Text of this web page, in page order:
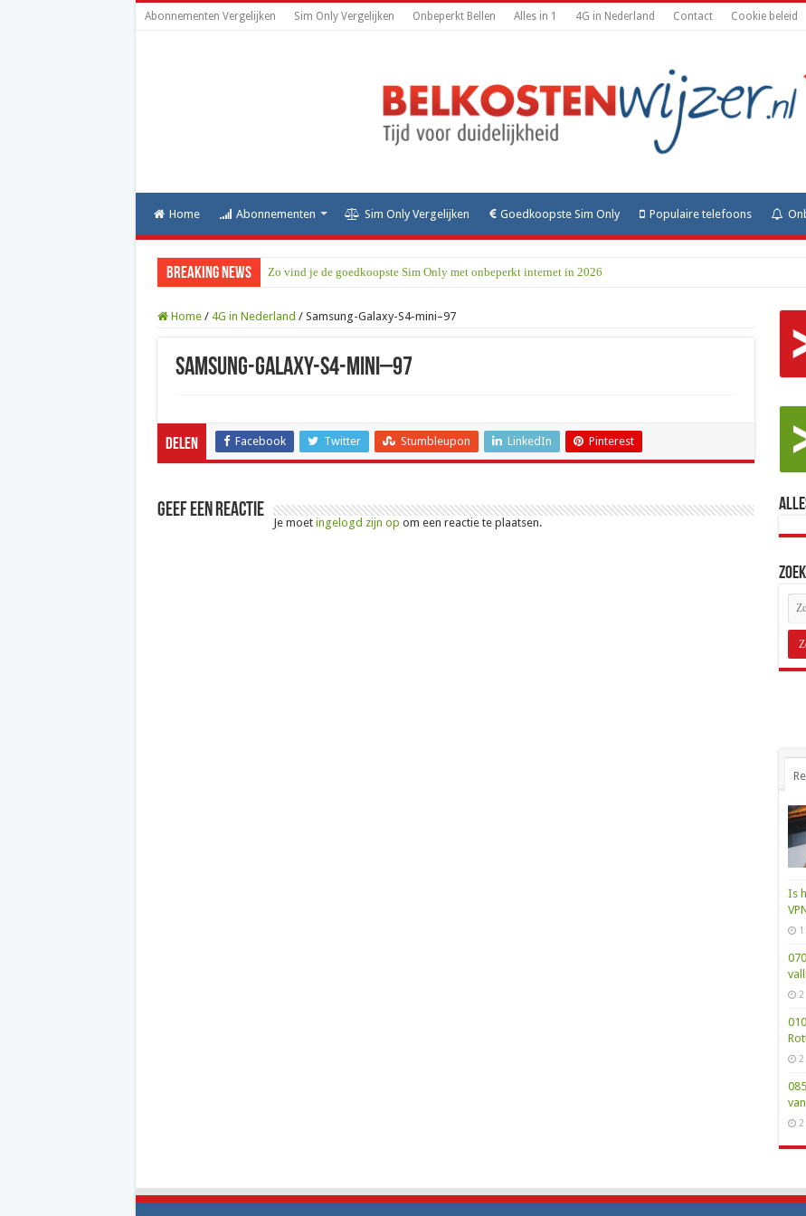
Abonnementen Vergelijken Sim Only Vergelijken Onbeperkt Bellen Alles in 1 4G in Nederland Contact Cookie beleid
Home Abonnementen Sim Only Vergelijken Goedkoopste Sim Only Populaire telefoons
Breaking News Zo vind je de goedkoopste Sim Only met onbeperkt internet in 2026
Home / 4G in Nederland / Samsung-Galaxy-S4-mini–97
Samsung-Galaxy-S4-mini–97
Delen Facebook Twitter Stumbleupon LinkedIn Pinterest
Geef een reactie
Je moet ingelogd zijn op om een reactie te plaatsen.
Is